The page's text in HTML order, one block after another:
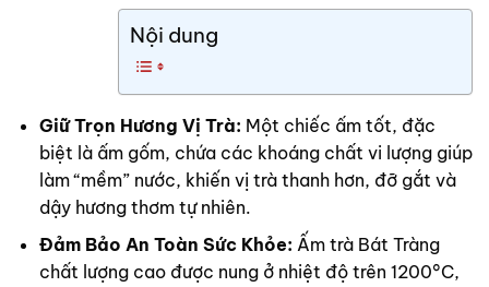
Nội dung
Giữ Trọn Hương Vị Trà: Một chiếc ấm tốt, đặc
biệt là ấm gốm, chứa các khoáng chất vi lượng giúp
làm “mềm” nước, khiến vị trà thanh hơn, đỡ gắt và
dậy hương thơm tự nhiên.
Đảm Bảo An Toàn Sức Khỏe: Ấm trà Bát Tràng
chất lượng cao được nung ở nhiệt độ trên 1200°C,